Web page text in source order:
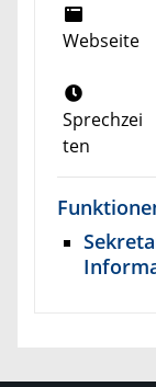
Webseite
Sprechzei
ten